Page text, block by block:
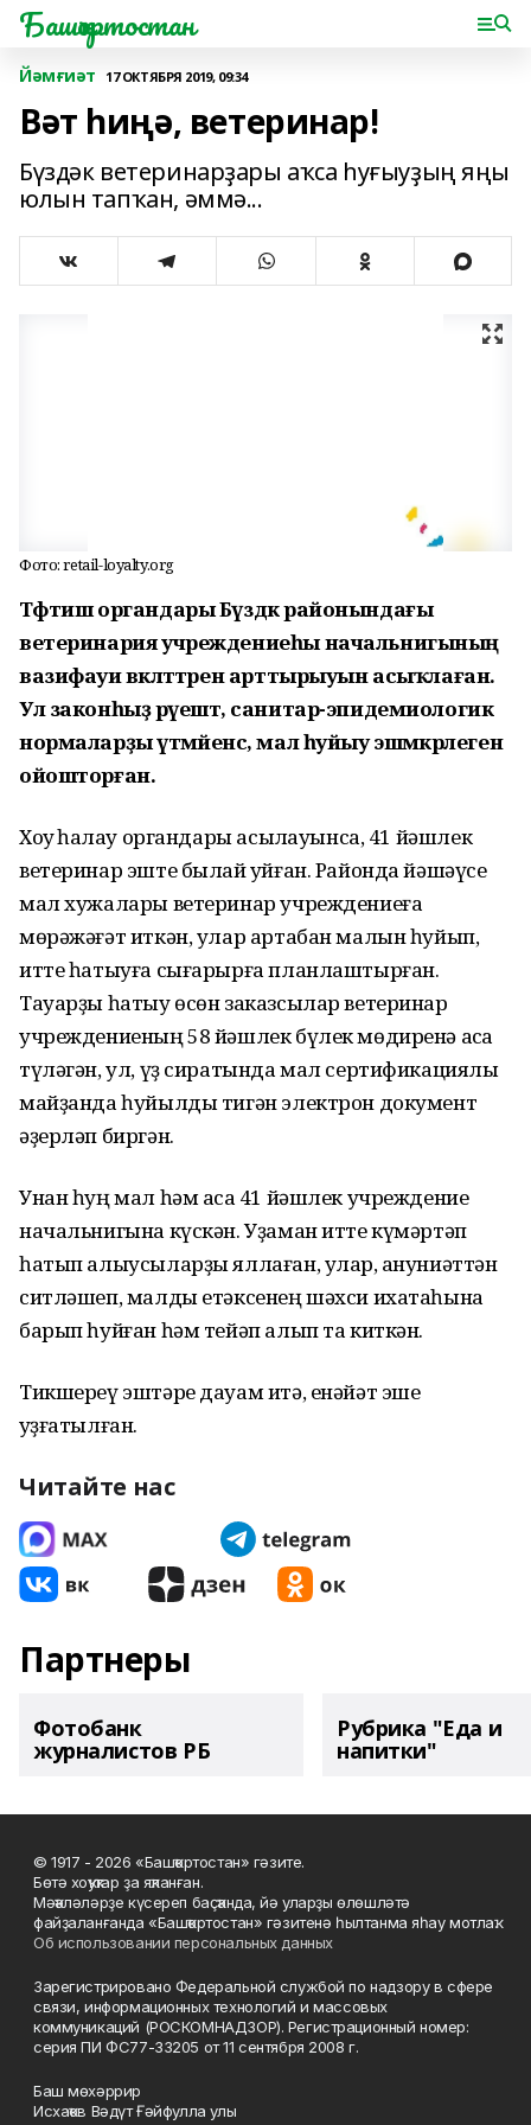
Башҡортостан
Йәмғиәт 17 ОКТЯБРЯ 2019, 09:34
Вәт һиңә, ветеринар!
Бүздәк ветеринарҙары аҡса һуғыуҙың яңы
юлын тапҡан, әммә...
Фото: retail-loyalty.org
Тәфтиш органдары Бүздәк районындағы
ветеринария учреждениеһы начальнигының
вазифауи вәкәләттәрен арттырыуын асыҡлаған.
Ул законһыҙ рәүештә, санитар-эпидемиологик
нормаларҙы үтәмәйенсә, мал һуйыу эшмәкәрлеген
ойошторған.
Хоҡуҡ һаҡлау органдары асыҡлауынса, 41 йәшлек
ветеринар эште былай ҡуйған. Районда йәшәүсе
мал хужалары ветеринар учреждениеға
мөрәжәғәт иткән, улар артабан малын һуйып,
итте һатыуға сығарырға планлаштырған.
Тауарҙы һатыу өсөн заказсылар ветеринар
учреждениеның 58 йәшлек бүлек мөдиренә аҡса
түләгән, ул, үҙ сиратында мал сертификациялы
майҙанда һуйылды тигән электрон документ
әҙерләп биргән.
Унан һуң мал һәм аҡса 41 йәшлек учреждение
начальнигына күскән. Уҙаман итте күмәртәп
һатып алыусыларҙы яллаған, улар, ҡануниәттән
ситләшеп, малды етәксенең шәхси ихатаһына
барып һуйған һәм тейәп алып та киткән.
Тикшереү эштәре дауам итә, енәйәт эше
ҡуҙғатылған.
Читайте нас
Партнеры
Фотобанк
журналистов РБ
Рубрика "Еда и
напитки"
© 1917 - 2026 «Башҡортостан» гәзите.
Бөтә хоҡуҡтар ҙа яҡланған.
Мәҡәләләрҙе күсереп баҫҡанда, йә уларҙы өлөшләтә
файҙаланғанда «Башҡортостан» гәзитенә һылтанма яһау мотлаҡ.
Об использовании персональных данных
Зарегистрировано Федеральной службой по надзору в сфере
связи, информационных технологий и массовых
коммуникаций (РОСКОМНАДЗОР). Регистрационный номер:
серия ПИ ФС77-33205 от 11 сентября 2008 г.
Баш мөхәррир
Исхаҡов Вәдүт Ғәйфулла улы